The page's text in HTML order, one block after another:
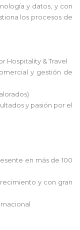
y datos, y con
los procesos de
Hospitality & Travel
y gestión de
y pasión por el
en más de 100
y con gran